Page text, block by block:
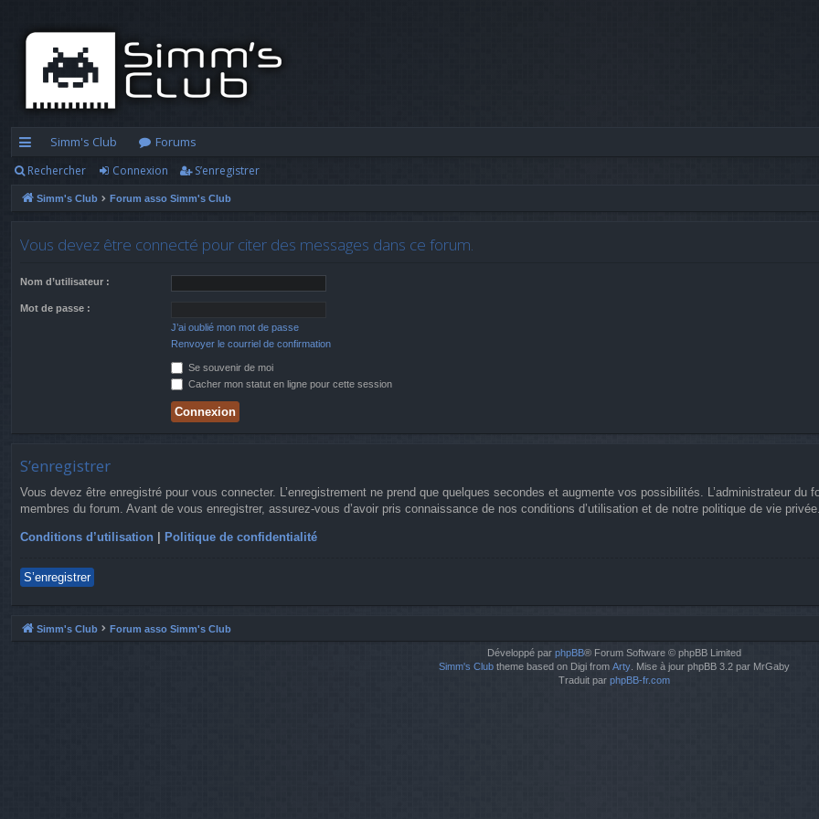
cc
ès
Simm's Club
Forums
Rechercher Connexion S’enregistrer
Simm's Club Forum asso Simm's Club
Vous devez être connecté pour citer des messages dans ce forum.
Nom d’utilisateur :
Mot de passe :
J’ai oublié mon mot de passe
Renvoyer le courriel de confirmation
Se souvenir de moi
Cacher mon statut en ligne pour cette session
S’enregistrer
Vous devez être enregistré pour vous connecter. L’enregistrement ne prend que quelques secondes et augmente vos possibilités. L’administrateur
membres du forum. Avant de vous enregistrer, assurez-vous d’avoir pris connaissance de nos conditions d’utilisation et de notre politique de vie
Conditions d’utilisation | Politique de confidentialité
S’enregistrer
Simm's Club Forum asso Simm's Club
Développé par phpBB® Forum Software © phpBB Limited
Simm's Club theme based on Digi from Arty . Mise à jour phpBB 3.2 par MrGaby
Traduit par phpBB-fr.com